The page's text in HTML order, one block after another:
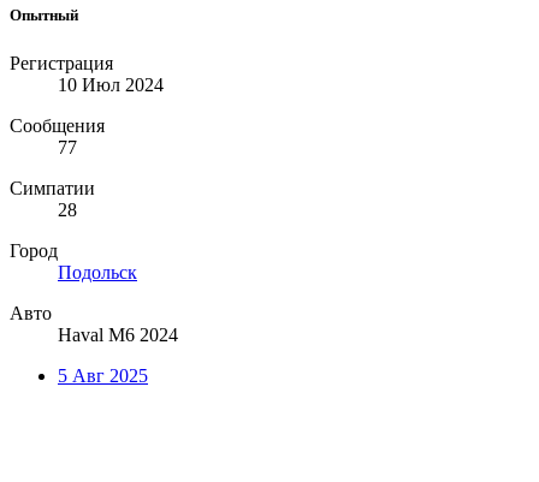
Опытный
Регистрация
10 Июл 2024
Сообщения
77
Симпатии
28
Город
Подольск
Авто
Haval M6 2024
5 Авг 2025